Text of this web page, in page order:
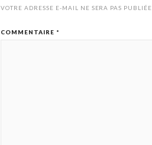
VOTRE ADRESSE E-MAIL NE SERA PAS PUBLIÉE.
COMMENTAIRE *